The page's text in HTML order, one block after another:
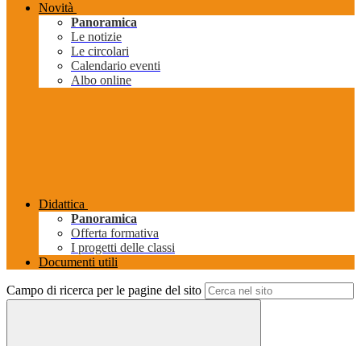
Novità
Panoramica
Le notizie
Le circolari
Calendario eventi
Albo online
Didattica
Panoramica
Offerta formativa
I progetti delle classi
Documenti utili
Campo di ricerca per le pagine del sito